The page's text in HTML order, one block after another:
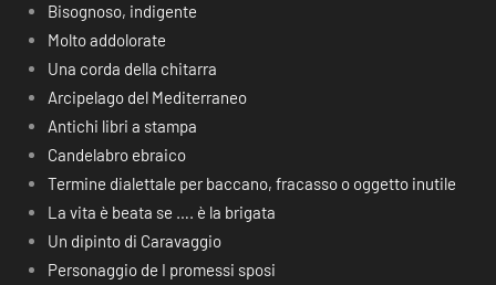
Bisognoso, indigente
Molto addolorate
Una corda della chitarra
Arcipelago del Mediterraneo
Antichi libri a stampa
Candelabro ebraico
Termine dialettale per baccano, fracasso o oggetto inutile
La vita è beata se …. è la brigata
Un dipinto di Caravaggio
Personaggio de I promessi sposi